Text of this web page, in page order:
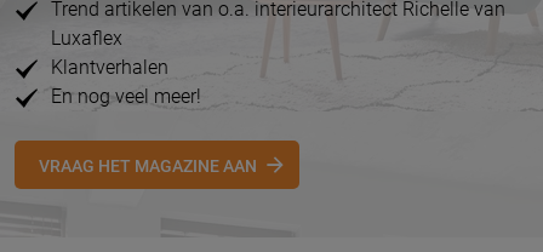
Trend artikelen van o.a. interieurarchitect Richelle van
Luxaflex
Klantverhalen
En nog veel meer!
VRAAG HET MAGAZINE AAN